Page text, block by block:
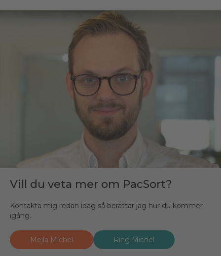
Vill du veta mer om PacSort?
Kontakta mig redan idag så berättar jag hur du kommer
igång.
Mejla Michél Ring Michél